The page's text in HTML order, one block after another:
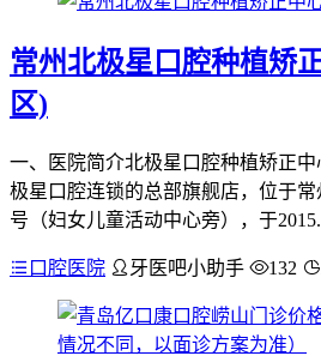
常州北极星口腔种植矫
区)
一、医院简介北极星口腔种植矫正
极星口腔连锁的总部旗舰店，位于常
号（妇女儿童活动中心旁），于
口腔医院 牙医吧小助手 132